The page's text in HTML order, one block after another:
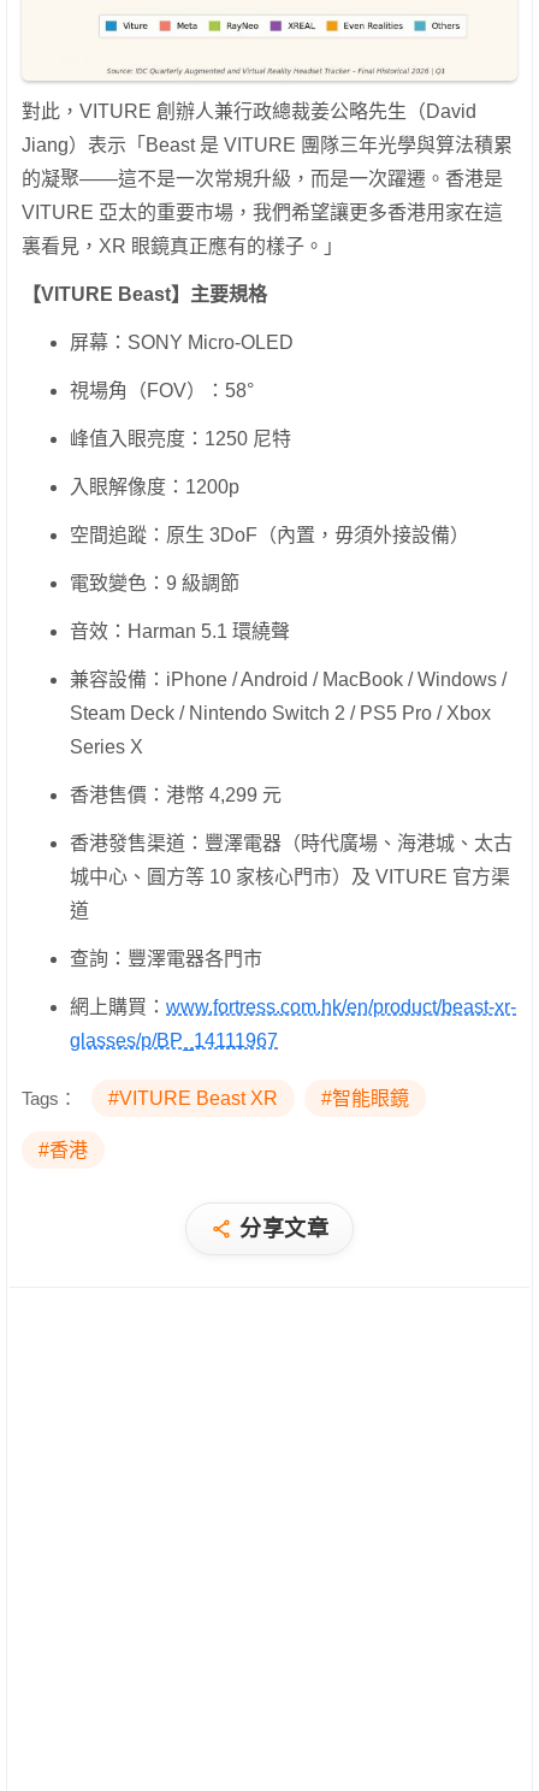
對此，VITURE 創辦人兼行政總裁姜公略先生（David
Jiang）表示「Beast 是 VITURE 團隊三年光學與算法積累
的凝聚——這不是一次常規升級，而是一次躍遷。香港是
VITURE 亞太的重要市場，我們希望讓更多香港用家在這
裏看見，XR 眼鏡真正應有的樣子。」
【VITURE Beast】主要規格
屏幕：SONY Micro-OLED
視場角（FOV）：58°
峰值入眼亮度：1250 尼特
入眼解像度：1200p
空間追蹤：原生 3DoF（內置，毋須外接設備）
電致變色：9 級調節
音效：Harman 5.1 環繞聲
兼容設備：iPhone / Android / MacBook / Windows /
Steam Deck / Nintendo Switch 2 / PS5 Pro / Xbox
Series X
香港售價：港幣 4,299 元
香港發售渠道：豐澤電器（時代廣場、海港城、太古
城中心、圓方等 10 家核心門市）及 VITURE 官方渠
道
查詢：豐澤電器各門市
網上購買： www.fortress.com.hk/en/product/beast-xr-
glasses/p/BP_14111967
Tags： #VITURE Beast XR #智能眼鏡
#香港
分享文章